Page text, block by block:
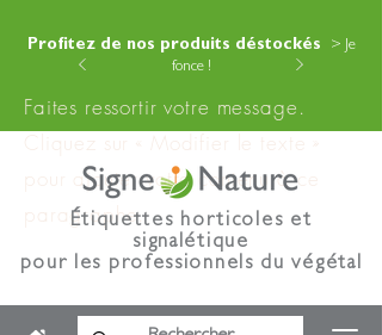
Profitez de nos produits déstockés
> Je
fonce !
Faites ressortir votre message.
Cliquez sur « Modifier le texte »
pour ajouter votre contenu à ce
paragraphe.
Étiquettes horticoles et
signalétique
pour les professionnels du végétal